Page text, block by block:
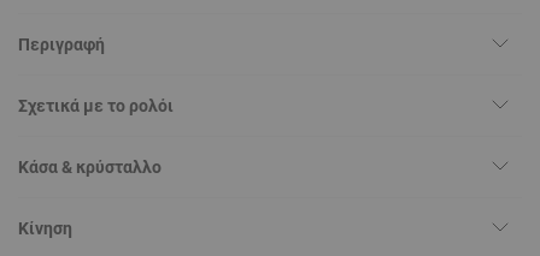
Περιγραφή
Σχετικά με το ρολόι
Κάσα & κρύσταλλο
Κίνηση